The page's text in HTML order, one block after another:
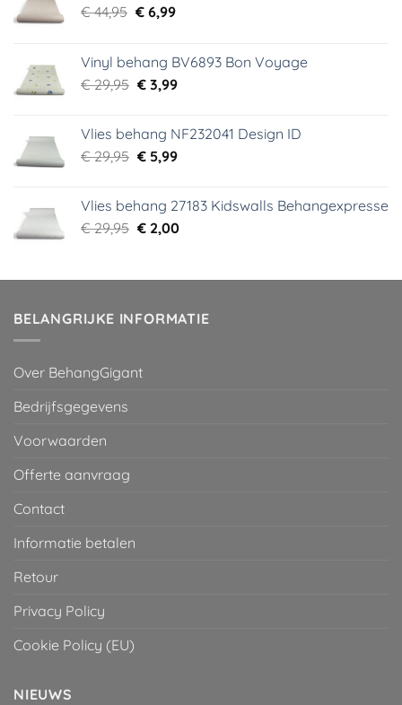
€44,95 Oorspronkelijke
€ 44,95.
€6,99Huidige
€ 6,99.
Vinyl behang BV6893 Bon Voyage
€29,95 Oorspronkelijke
€ 29,95.
€3,99Huidige
€ 3,99.
Vlies behang NF232041 Design ID
€29,95 Oorspronkelijke
€ 29,95.
€5,99Huidige
€ 5,99.
Vlies behang 27183 Kidswalls Behangexpresse
€29,95 Oorspronkelijke
€ 29,95.
€2,00Huidige
€ 2,00.
BELANGRIJKE INFORMATIE
Over BehangGigant
Bedrijfsgegevens
Voorwaarden
Offerte aanvraag
Contact
Informatie betalen
Retour
Privacy Policy
Cookie Policy (EU)
NIEUWS